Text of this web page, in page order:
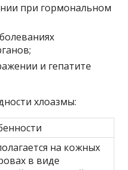
при гормональном
и гепатите
хлоазмы:
на кожных
в виде